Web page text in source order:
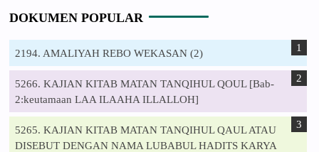
DOKUMEN POPULAR
2194. AMALIYAH REBO WEKASAN (2)
5266. KAJIAN KITAB MATAN TANQIHUL QOUL [Bab-
2:keutamaan LAA ILAAHA ILLALLOH]
5265. KAJIAN KITAB MATAN TANQIHUL QAUL ATAU
DISEBUT DENGAN NAMA LUBABUL HADITS KARYA